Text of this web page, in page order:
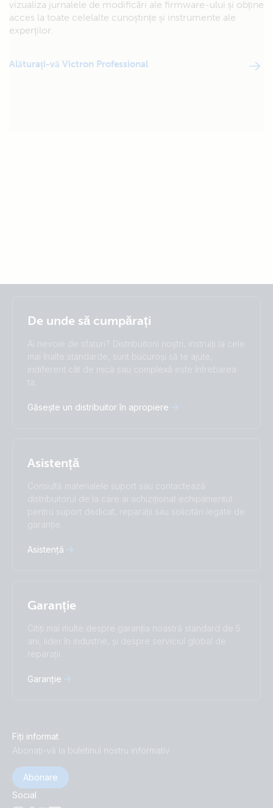
vizualiza jurnalele de modificări ale firmware-ului și obține
acces la toate celelalte cunoștințe și instrumente ale
experților.
Alăturați-vă Victron Professional
Română
Change language
Čeština
Dansk
Deutsch
English
Nederlands
Norsk
Türkçe
中國人
Stay up to date
I agree to receive the newsletter and accept the
De unde să cumpărați
Ai nevoie de sfaturi? Distribuitorii noștri, instruiți la cele
mai înalte standarde, sunt bucuroși să te ajute,
indiferent cât de mică sau complexă este întrebarea
ta.
Găsește un distribuitor în apropiere
Asistență
Consultă materialele suport sau contactează
distribuitorul de la care ai achiziționat echipamentul
pentru suport dedicat, reparații sau solicitări legate de
garanție.
Asistență
Garanție
Citiți mai multe despre garanția noastră standard de 5
ani, lider în industrie, și despre serviciul global de
reparații.
Garanție
Fiți informat
Abonați-vă la buletinul nostru informativ
Abonare
Social